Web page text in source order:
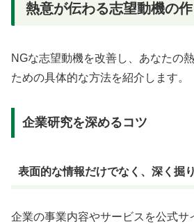
熱意が伝わる志望動機の
NGな志望動機を改善し、あなたの
ための具体的な方法を紹介します。
企業研究を深めるコツ
表面的な情報だけでなく、深く掘
企業の事業内容やサービスを公式サ